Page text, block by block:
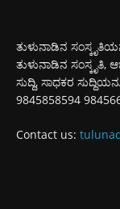
ತುಳುನಾಡಿನ
ತುಳುನಾಡಿನ ಸಂಸ್ಕೃತಿ,
ಸುದ್ದಿ, ಸಾಧಕರ
9845858594
Contact us: